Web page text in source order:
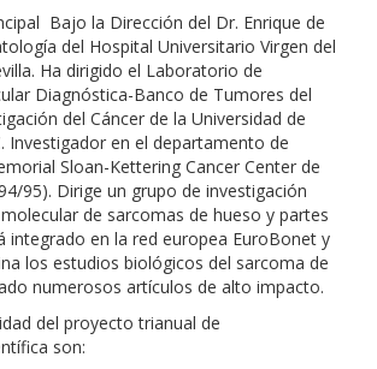
Bajo la Dirección del Dr. Enrique de
del Hospital Universitario Virgen del
Ha dirigido el Laboratorio de
Diagnóstica-Banco de Tumores del
del Cáncer de la Universidad de
Investigador en el departamento de
Sloan-Kettering Cancer Center de
95). Dirige un grupo de investigación
de sarcomas de hueso y partes
integrado en la red europea EuroBonet y
los estudios biológicos del sarcoma de
numerosos artículos de alto impacto.
del proyecto trianual de
son: